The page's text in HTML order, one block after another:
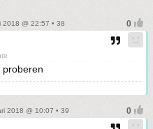
2018 @ 22:57 • 38
proberen
2018 @ 10:07 • 39